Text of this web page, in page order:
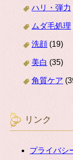
ハリ・弾力
ムダ毛処理
洗顔 (19)
美白 (35)
角質ケア
リンク
プライバシ